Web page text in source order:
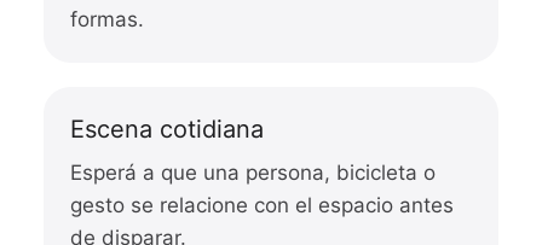
formas.
Escena cotidiana
Esperá a que una persona, bicicleta o
gesto se relacione con el espacio antes
de disparar.